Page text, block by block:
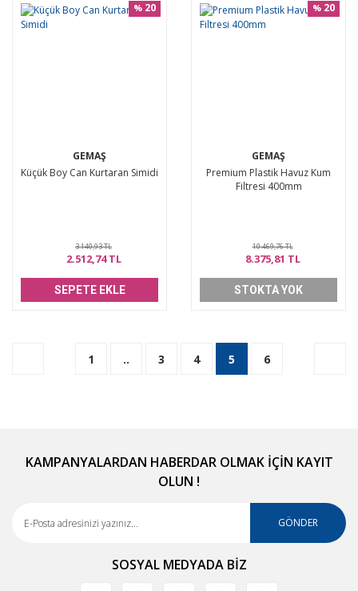
GEMAŞ
Küçük Boy Can Kurtaran Simidi
% 20
3.140,93 TL
2.512,74 TL
SEPETE EKLE
GEMAŞ
Premium Plastik Havuz Kum
Filtresi 400mm
% 20
10.469,76 TL
8.375,81 TL
STOKTA YOK
1 .. 3 4 5 6
KAMPANYALARDAN HABERDAR OLMAK İÇİN KAYIT
OLUN !
GÖNDER
SOSYAL MEDYADA BİZ